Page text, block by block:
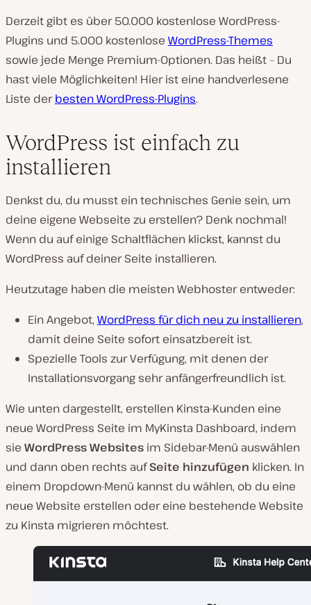
Derzeit gibt es über 50.000 kostenlose WordPress-
Plugins und 5.000 kostenlose WordPress-Themes
sowie jede Menge Premium-Optionen. Das heißt – Du
hast viele Möglichkeiten! Hier ist eine handverlesene
Liste derbesten WordPress-Plugins.
WordPress ist einfach zu
installieren
Denkst du, du musst ein technisches Genie sein, um
deine eigene Webseite zu erstellen? Denk nochmal!
Wenn du auf einige Schaltflächen klickst, kannst du
WordPress auf deiner Seite installieren.
Heutzutage haben die meisten Webhoster entweder:
Ein Angebot, WordPress für dich neu zu installieren,
damit deine Seite sofort einsatzbereit ist.
Spezielle Tools zur Verfügung, mit denen der
Installationsvorgang sehr anfängerfreundlich ist.
Wie unten dargestellt, erstellen Kinsta-Kunden eine
neue WordPress Seite im MyKinsta Dashboard, indem
sie WordPress Websites im Sidebar-Menü auswählen
und dann oben rechts aufSeite hinzufügen klicken. In
einem Dropdown-Menü kannst du wählen, ob du eine
neue Website erstellen oder eine bestehende Website
zu Kinsta migrieren möchtest.